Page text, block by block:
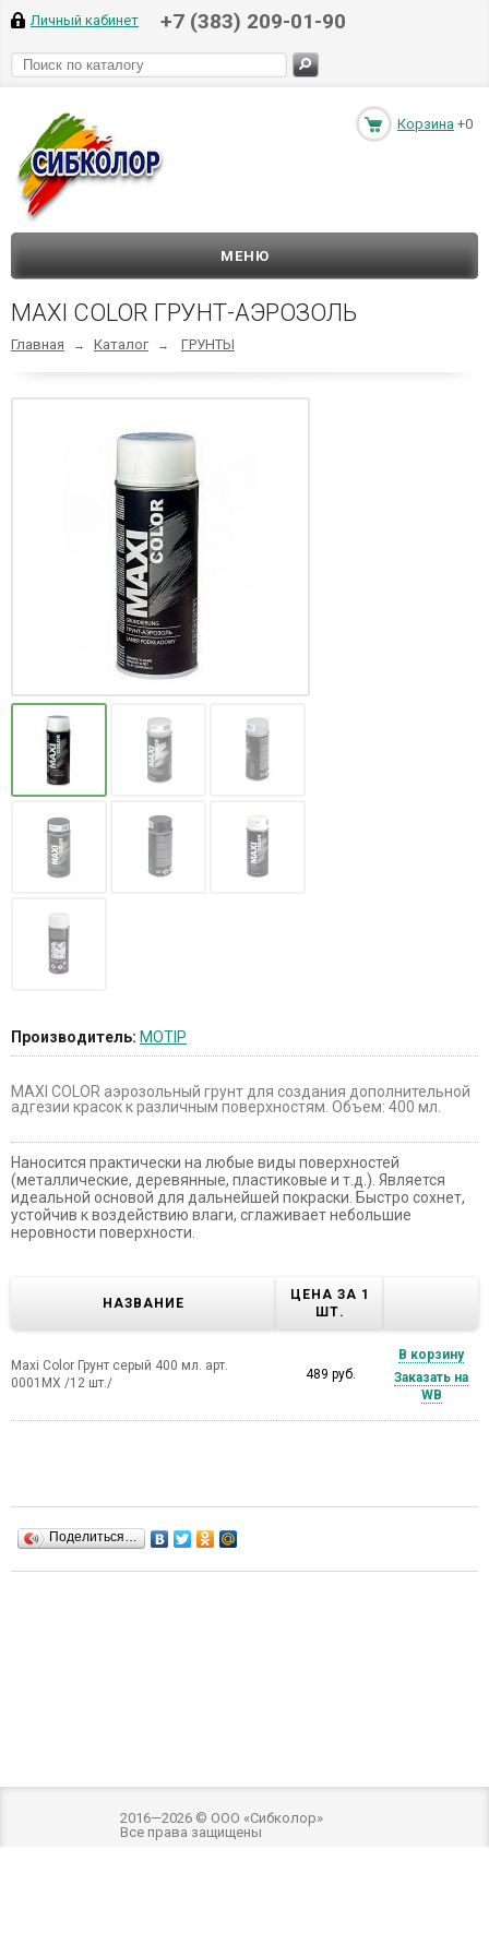
Личный кабинет +7 (383) 209-01-90
Корзина +0
МЕНЮ
MAXI COLOR ГРУНТ-АЭРОЗОЛЬ
Главная → Каталог → ГРУНТЫ
Производитель: MOTIP
MAXI COLOR аэрозольный грунт для создания дополнительной
адгезии красок к различным поверхностям. Объем: 400 мл.
Наносится практически на любые виды поверхностей
(металлические, деревянные, пластиковые и т.д.). Является
идеальной основой для дальнейшей покраски. Быстро сохнет,
устойчив к воздействию влаги, сглаживает небольшие
неровности поверхности.
НАЗВАНИЕ
ЦЕНА ЗА 1
ШТ.
Maxi Color Грунт серый 400 мл. арт.
0001MX /12 шт./
489 руб.
В корзину
Заказать на
WB
Поделиться…
2016—2026 © ООО «Сибколор»
Все права защищены